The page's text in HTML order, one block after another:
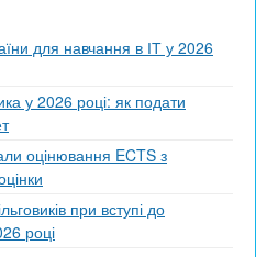
для навчання в ІТ у 2026
у 2026 році: як подати
оцінювання ECTS з
при вступі до
році